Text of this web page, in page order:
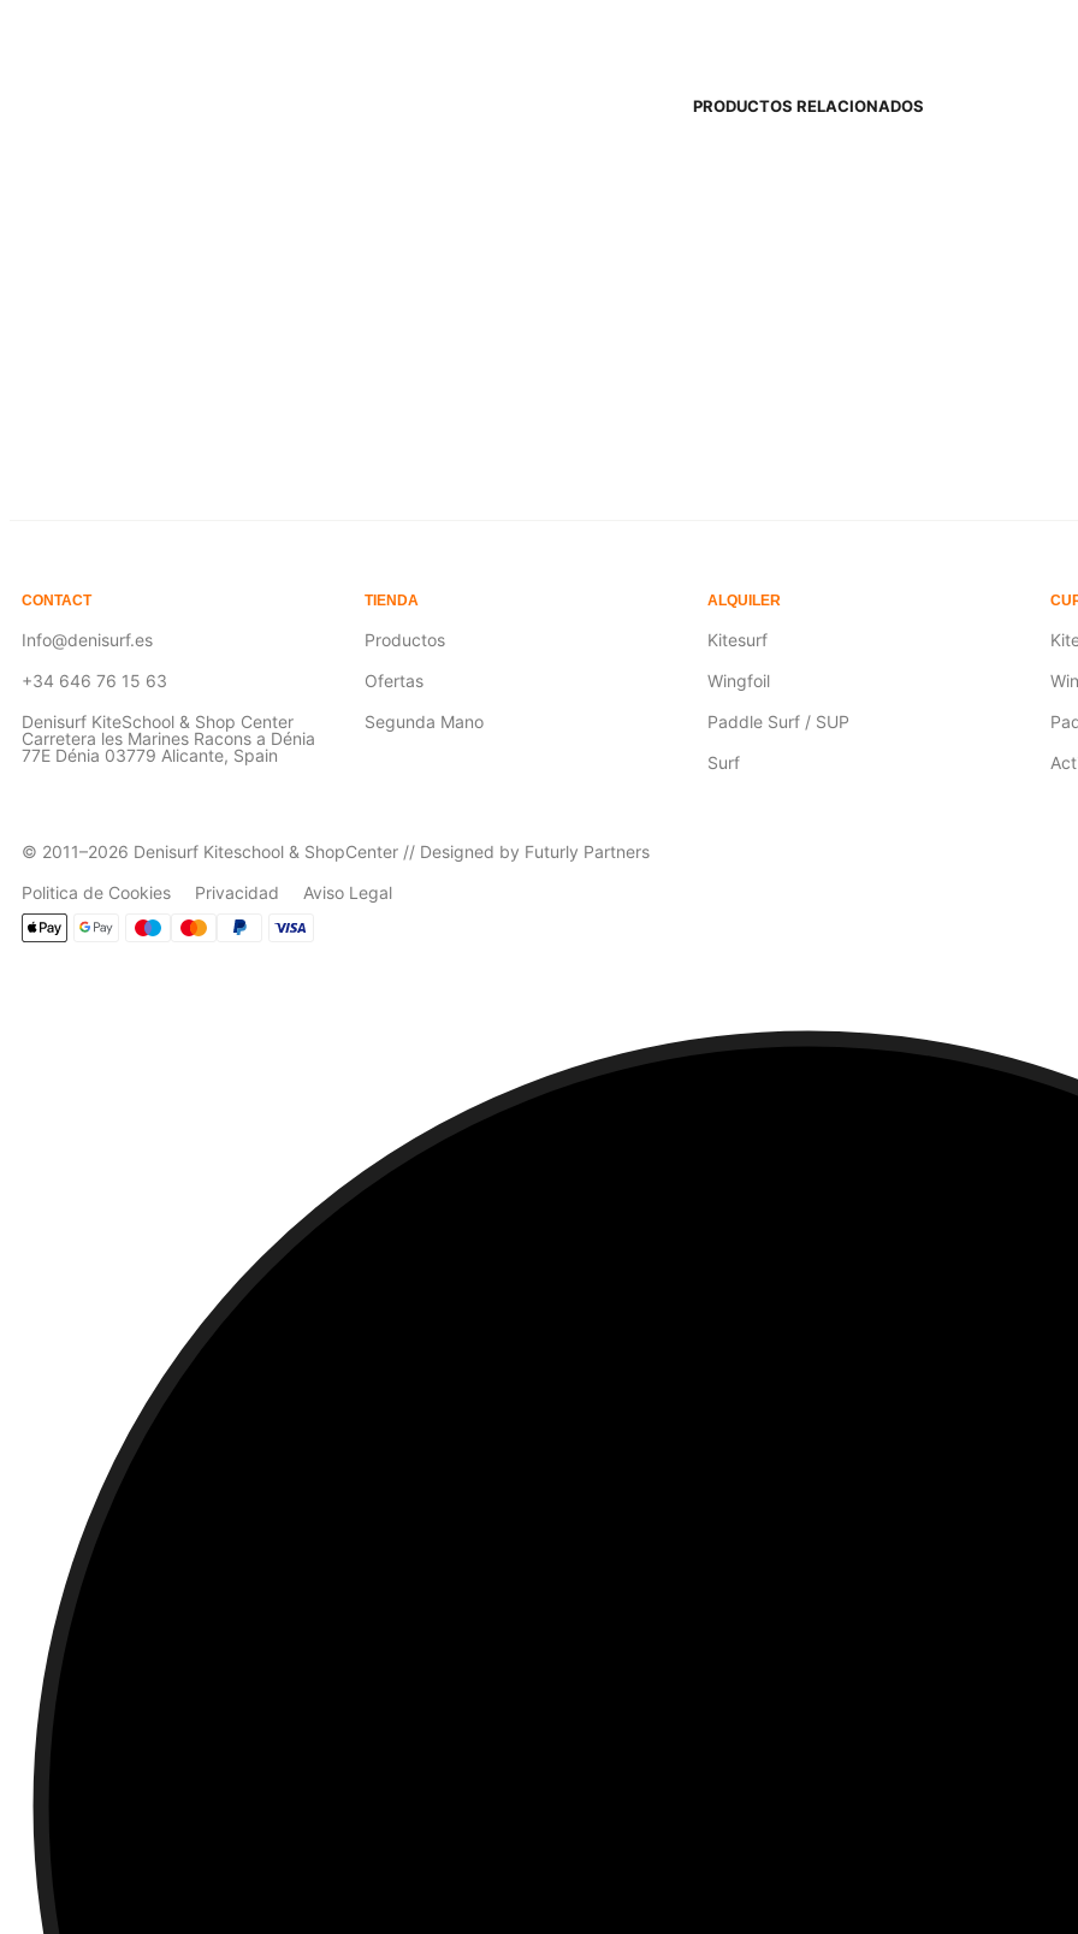
PRODUCTOS RELACIONADOS
CONTACT
Info@denisurf.es
+34 646 76 15 63
Denisurf KiteSchool & Shop Center
Carretera les Marines Racons a Dénia
77E Dénia 03779 Alicante, Spain
TIENDA
Productos
Ofertas
Segunda Mano
ALQUILER
Kitesurf
Wingfoil
Paddle Surf / SUP
Surf
© 2011–2026 Denisurf Kiteschool & ShopCenter // Designed by Futurly Partners
Politica de Cookies
Privacidad Aviso Legal